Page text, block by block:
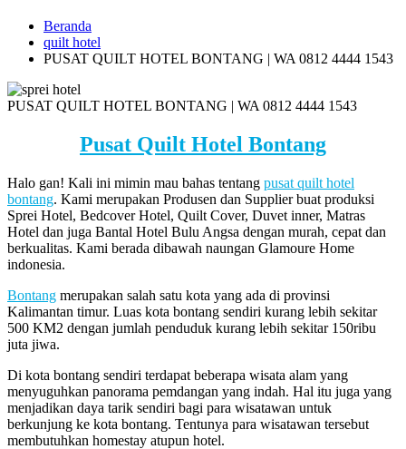
Beranda
quilt hotel
PUSAT QUILT HOTEL BONTANG | WA 0812 4444 1543
PUSAT QUILT HOTEL BONTANG | WA 0812 4444 1543
Pusat Quilt Hotel Bontang
Halo gan! Kali ini mimin mau bahas tentang pusat quilt hotel
bontang. Kami merupakan Produsen dan Supplier buat produksi
Sprei Hotel, Bedcover Hotel, Quilt Cover, Duvet inner, Matras
Hotel dan juga Bantal Hotel Bulu Angsa dengan murah, cepat dan
berkualitas. Kami berada dibawah naungan Glamoure Home
indonesia.
Bontang merupakan salah satu kota yang ada di provinsi
Kalimantan timur. Luas kota bontang sendiri kurang lebih sekitar
500 KM2 dengan jumlah penduduk kurang lebih sekitar 150ribu
juta jiwa.
Di kota bontang sendiri terdapat beberapa wisata alam yang
menyuguhkan panorama pemdangan yang indah. Hal itu juga yang
menjadikan daya tarik sendiri bagi para wisatawan untuk
berkunjung ke kota bontang. Tentunya para wisatawan tersebut
membutuhkan homestay atupun hotel.